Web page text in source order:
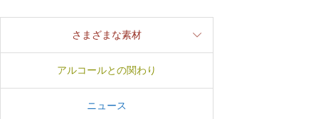
さまざまな素材
アルコールとの関わり
ニュース